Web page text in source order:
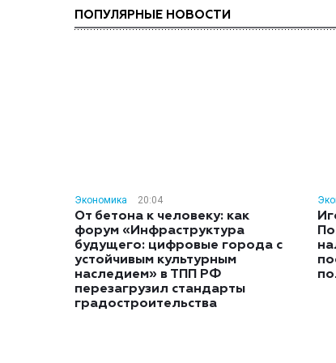
ПОПУЛЯРНЫЕ НОВОСТИ
Экономика 20:04
От бетона к человеку: как
форум «Инфраструктура
будущего: цифровые города с
устойчивым культурным
наследием» в ТПП РФ
перезагрузил стандарты
градостроительства